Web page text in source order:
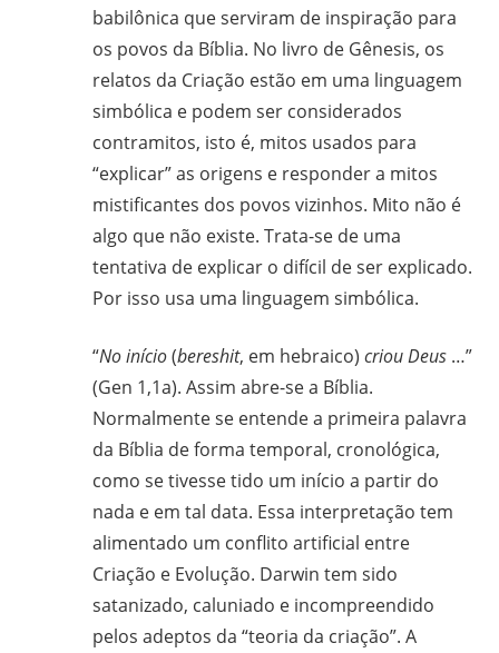
babilônica que serviram de inspiração para
os povos da Bíblia. No livro de Gênesis, os
relatos da Criação estão em uma linguagem
simbólica e podem ser considerados
contramitos, isto é, mitos usados para
“explicar” as origens e responder a mitos
mistificantes dos povos vizinhos. Mito não é
algo que não existe. Trata-se de uma
tentativa de explicar o difícil de ser explicado.
Por isso usa uma linguagem simbólica.
“No início(bereshit, em hebraico) criou Deus…”
(Gen 1,1a). Assim abre-se a Bíblia.
Normalmente se entende a primeira palavra
da Bíblia de forma temporal, cronológica,
como se tivesse tido um início a partir do
nada e em tal data. Essa interpretação tem
alimentado um conflito artificial entre
Criação e Evolução. Darwin tem sido
satanizado, caluniado e incompreendido
pelos adeptos da “teoria da criação”. A